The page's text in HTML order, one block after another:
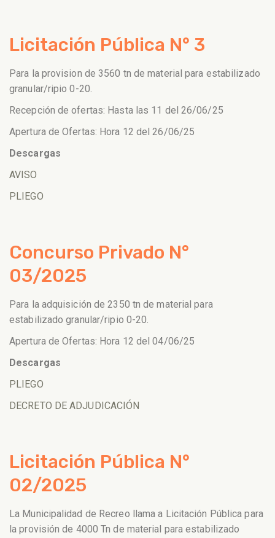
Licitación Pública N° 3
Para la provision de 3560 tn de material para estabilizado
granular/ripio 0-20.
Recepción de ofertas: Hasta las 11 del 26/06/25
Apertura de Ofertas: Hora 12 del 26/06/25
Descargas
AVISO
PLIEGO
Concurso Privado N°
03/2025
Para la adquisición de 2350 tn de material para
estabilizado granular/ripio 0-20.
Apertura de Ofertas: Hora 12 del 04/06/25
Descargas
PLIEGO
DECRETO DE ADJUDICACIÓN
Licitación Pública N°
02/2025
La Municipalidad de Recreo llama a Licitación Pública para
la provisión de 4000 Tn de material para estabilizado